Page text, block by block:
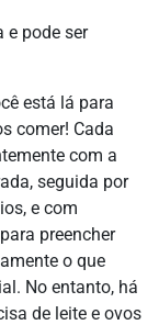
e pode ser
está lá para
comer! Cada
com a
seguida por
e com
preencher
o que
No entanto, há
de leite e ovos